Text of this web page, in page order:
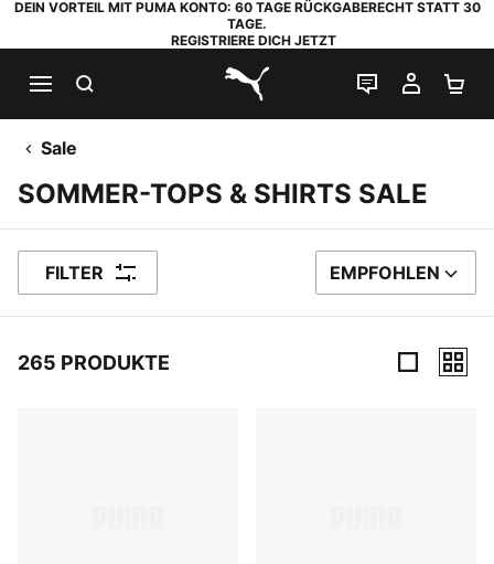
DEIN VORTEIL MIT PUMA KONTO: 60 TAGE RÜCKGABERECHT STATT 30
TAGE.
REGISTRIERE DICH JETZT
PUMA.com
LIVE-CHAT
MEIN
Sale
SOMMER-TOPS & SHIRTS SALE
FILTER SORTIEREN NACH
EMPFOHLEN
265 PRODUKTE